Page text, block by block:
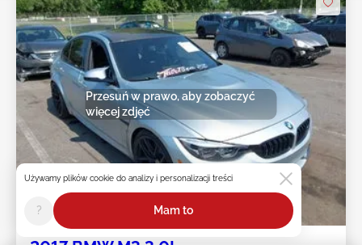
Przyszła aukcja
Przesuń w prawo, aby zobaczyć
więcej zdjęć
Używamy plików cookie do analizy i personalizacji treści
? Mam to